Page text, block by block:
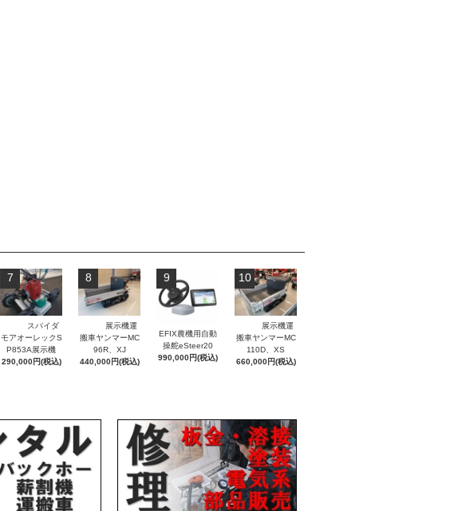
7
スパイダ
モアオーレックS
P853A展示機
290,000円(税込)
8
展示機運
搬車ヤンマーMC
96R、XJ
440,000円(税込)
9
EFIX農機用自動
操舵eSteer20
990,000円(税込)
10
展示機運
搬車ヤンマーMC
110D、XS
660,000円(税込)